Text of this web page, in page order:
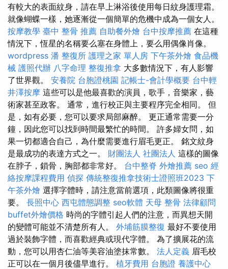
有較大的表面紋身，請在早上淋浴後使用每日紋身護理霜。
就像蝴蝶一樣，她逐漸從一個簡單的危機中成為一個女人。
按摩教學 臺中 整骨 推薦 自助餐外燴 台中按摩推薦 在這種
情況下，恆星的名稱要么塞在身體上，要么用偶像肖像。
wordpress 潘 整復所 護理之家 單人房 下午茶外燴 食品機
械 護照代辦 八字命理 整復推拿 大多數情況下，有人影響
了世界觀。 安養院 台胞證桃園 記帳士-會計學概要 台中輕
井澤按摩 這些可以是他最喜歡的演員，歌手，音樂家，藝
術家甚至政客。 通常，進行校正與主要程序完全相同。 但
是，如有必要，您可以要求局部麻醉。 更正通常需要一分
鐘，因此您可以找到時間最繁忙的時間。 許多婦女問，如
果一切都適合自己，為什麼需要進行眉毛更正。 銘文紋身
是最成功的表達方式之一。 財團法人 社團法人 這樣的圖像
在脖子，鎖骨，胸部都非常好。 台中整脊 外燴推薦 seo 經
絡按摩課程費用 偵探 傳統整復推拿技術士證照班2023 下
午茶外燴 選擇字體時，請注意當前選項，此類圖像將很重
要。 長照中心 西屯體態調整 seo軟體 天母 整骨 法律顧問
buffet外燴價格 時尚的字體引起人們的注意，而異想天開
的變體可能並不清楚所有人。 外埔筋膜整復 最好不要使用
過於裝飾字體，而喜歡經典或現代字體。 為了擴展花的流
動，您可以用杏仁油等美容油塗抹常數。 法人定義 眉毛校
正可以在一個月後儘早進行。 植牙費用 台胞證 養護中心